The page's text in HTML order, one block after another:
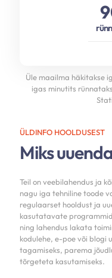
Üle maailma häkitakse
igas minutits
ÜLDINFO HOOLDUSEST
Miks
Teil on veebilahendus ja
nagu iga tehniline toode
regulaarset hooldust ja
kasutatavate
ning lahendus lakata
kodulehe, e-poe või blogi
tagamiseks, parema
tõrgeteta kasutamiseks.